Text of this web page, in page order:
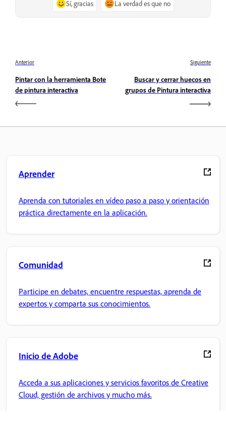
Sí, gracias La verdad es que no
Anterior
Pintar con la herramienta Bote
de pintura interactiva
Siguiente
Buscar y cerrar huecos en
grupos de Pintura interactiva
Aprender
Aprenda con tutoriales en vídeo paso a paso y orientación
práctica directamente en la aplicación.
Comunidad
Participe en debates, encuentre respuestas, aprenda de
expertos y comparta sus conocimientos.
Inicio de Adobe
Acceda a sus aplicaciones y servicios favoritos de Creative
Cloud, gestión de archivos y mucho más.